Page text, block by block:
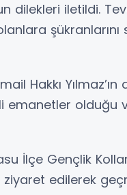
dilekleri iletildi.
şükranlarını
Hakkı
emanetler olduğu
İlçe Gençlik
edilerek